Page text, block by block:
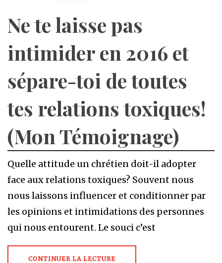
Ne te laisse pas
intimider en 2016 et
sépare-toi de toutes
tes relations toxiques!
(Mon Témoignage)
Quelle attitude un chrétien doit-il adopter
face aux relations toxiques? Souvent nous
nous laissons influencer et conditionner par
les opinions et intimidations des personnes
qui nous entourent. Le souci c’est
CONTINUER LA LECTURE